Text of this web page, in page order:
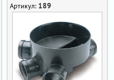
Артикул: 189